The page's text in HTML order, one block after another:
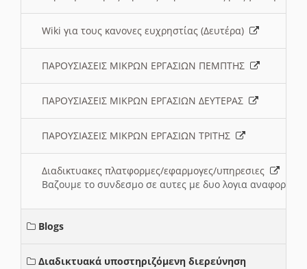
Wiki για τους κανονες ευχρηστίας (Δευτέρα)
ΠΑΡΟΥΣΙΑΣΕΙΣ ΜΙΚΡΩΝ ΕΡΓΑΣΙΩΝ ΠΕΜΠΤΗΣ
ΠΑΡΟΥΣΙΑΣΕΙΣ ΜΙΚΡΩΝ ΕΡΓΑΣΙΩΝ ΔΕΥΤΕΡΑΣ
ΠΑΡΟΥΣΙΑΣΕΙΣ ΜΙΚΡΩΝ ΕΡΓΑΣΙΩΝ ΤΡΙΤΗΣ
Διαδικτυακες πλατφορμες/εφαρμογες/υπηρεσιες
Βαζουμε το συνδεσμο σε αυτες με δυο λογια αναφορικα
Blogs
Διαδικτυακά υποστηριζόμενη διερεύνηση